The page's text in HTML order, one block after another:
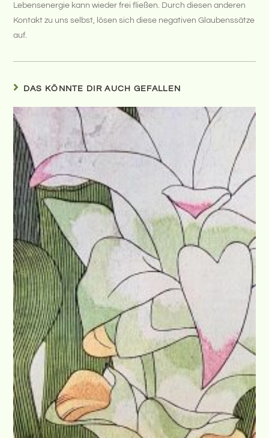
Lebensenergie kann wieder frei fließen. Durch diesen anderen
Kontakt zu uns selbst, lösen sich diese negativen Glaubenssätze
auf.
DAS KÖNNTE DIR AUCH GEFALLEN